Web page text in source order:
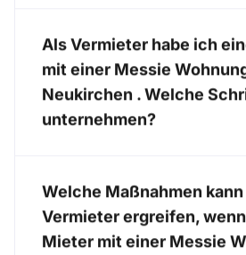
Als Vermieter habe ich
mit einer Messie
Neukirchen . Welche
unternehmen?
Welche Maßnahmen
Vermieter ergreifen,
Mieter mit einer Messie